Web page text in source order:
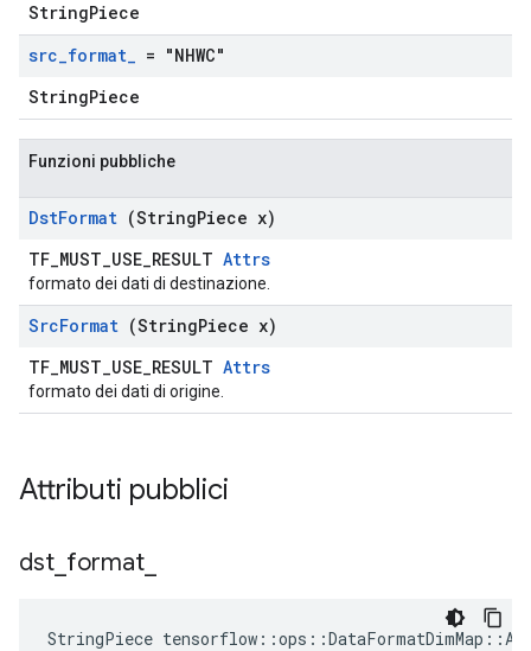
StringPiece
src_format_ = "NHWC"
StringPiece
Funzioni pubbliche
DstFormat (StringPiece x)
TF_MUST_USE_RESULT Attrs
formato dei dati di destinazione.
SrcFormat (StringPiece x)
TF_MUST_USE_RESULT Attrs
formato dei dati di origine.
Attributi pubblici
dst format
StringPiece